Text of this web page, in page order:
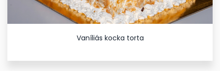
Vaníliás kocka torta